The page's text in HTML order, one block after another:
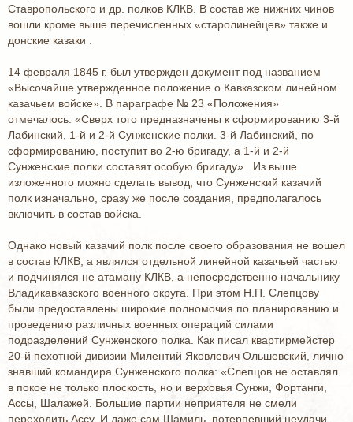
Ставропольского и др. полков КЛКВ. В состав же нижних чинов
вошли кроме выше перечисленных «старолинейцев» также и
донские казаки .
14 февраля 1845 г. был утвержден документ под названием
«Высочайше утвержденное положение о Кавказском линейном
казачьем войске». В параграфе № 23 «Положения»
отмечалось: «Сверх того предназначены к сформированию 3-й
Лабинский, 1-й и 2-й Сунженские полки. 3-й Лабинский, по
сформированию, поступит во 2-ю бригаду, а 1-й и 2-й
Сунженские полки составят особую бригаду» . Из выше
изложенного можно сделать вывод, что Сунженский казачий
полк изначально, сразу же после создания, предполагалось
включить в состав войска.
Однако новый казачий полк после своего образования не вошел
в состав КЛКВ, а являлся отдельной линейной казачьей частью
и подчинялся не атаману КЛКВ, а непосредственно начальнику
Владикавказского военного округа. При этом Н.П. Слепцову
были предоставлены широкие полномочия по планированию и
проведению различных военных операций силами
подразделений Сунженского полка. Как писал квартирмейстер
20-й пехотной дивизии Милентий Яковлевич Ольшевский, лично
знавший командира Сунженского полка: «Слепцов не оставлял
в покое не только плоскость, но и верховья Сунжи, Фортанги,
Ассы, Шалажей. Большие партии неприятеля не смели
переходить Ассу. И даже сам Шамиль, потерпевший неудачи,